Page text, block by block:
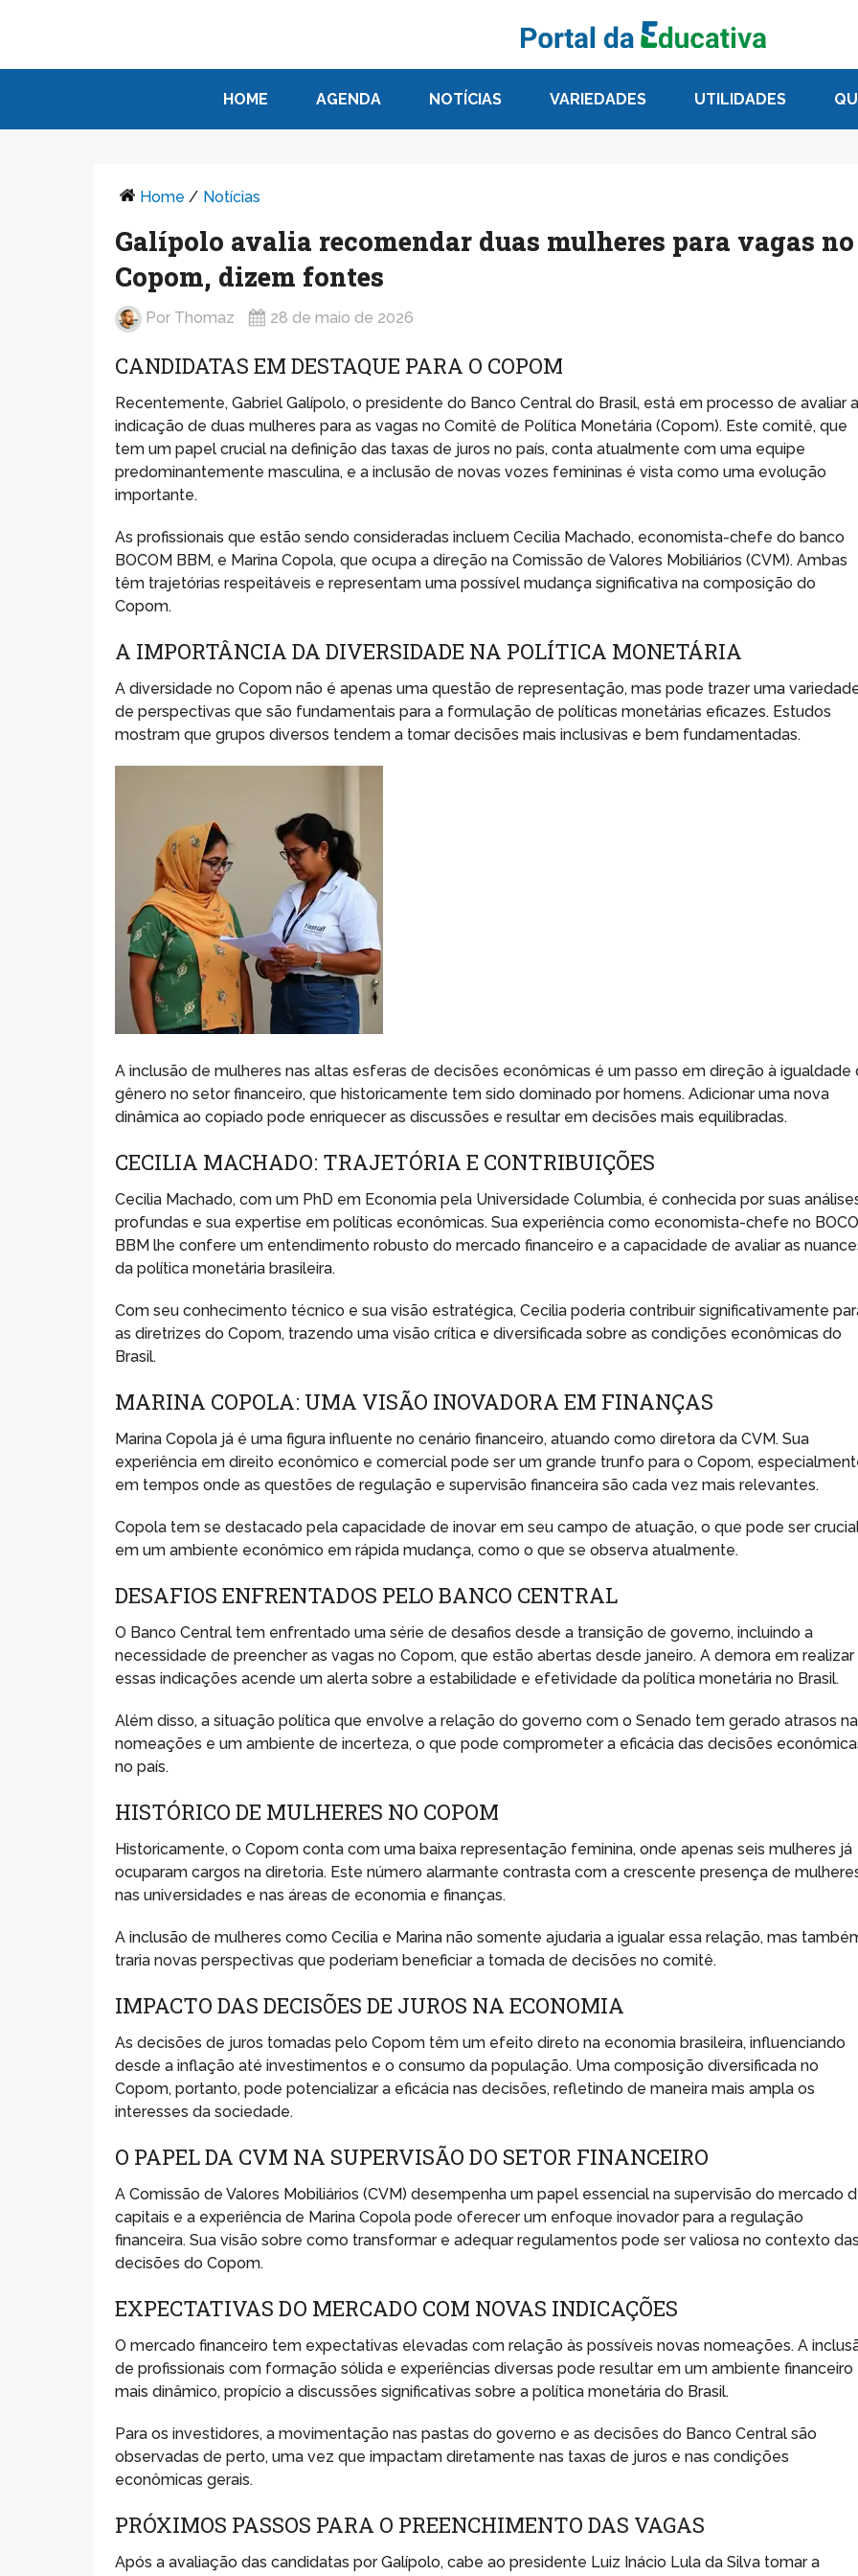
HOME AGENDA NOTÍCIAS VARIEDADES UTILIDADES
Home / Notícias
Galípolo avalia recomendar duas mulheres para vagas no
Copom, dizem fontes
Por Thomaz 28 de maio de 2026
CANDIDATAS EM DESTAQUE PARA O COPOM
Recentemente, Gabriel Galípolo, o presidente do Banco Central do Brasil, está em processo de avaliar a
indicação de duas mulheres para as vagas no Comitê de Política Monetária (Copom). Este comitê, que
tem um papel crucial na definição das taxas de juros no país, conta atualmente com uma equipe
predominantemente masculina, e a inclusão de novas vozes femininas é vista como uma evolução
importante.
As profissionais que estão sendo consideradas incluem Cecilia Machado, economista-chefe do banco
BOCOM BBM, e Marina Copola, que ocupa a direção na Comissão de Valores Mobiliários (CVM). Ambas
têm trajetórias respeitáveis e representam uma possível mudança significativa na composição do
Copom.
A IMPORTÂNCIA DA DIVERSIDADE NA POLÍTICA MONETÁRIA
A diversidade no Copom não é apenas uma questão de representação, mas pode trazer uma
de perspectivas que são fundamentais para a formulação de políticas monetárias eficazes. Estudos
mostram que grupos diversos tendem a tomar decisões mais inclusivas e bem fundamentadas.
A inclusão de mulheres nas altas esferas de decisões econômicas é um passo em direção à igualdade
gênero no setor financeiro, que historicamente tem sido dominado por homens. Adicionar uma nova
dinâmica ao copiado pode enriquecer as discussões e resultar em decisões mais equilibradas.
CECILIA MACHADO: TRAJETÓRIA E CONTRIBUIÇÕES
Cecilia Machado, com um PhD em Economia pela Universidade Columbia, é conhecida por suas
profundas e sua expertise em políticas econômicas. Sua experiência como economista-chefe no
BBM lhe confere um entendimento robusto do mercado financeiro e a capacidade de avaliar as
da política monetária brasileira.
Com seu conhecimento técnico e sua visão estratégica, Cecilia poderia contribuir significativamente
as diretrizes do Copom, trazendo uma visão crítica e diversificada sobre as condições econômicas do
Brasil.
MARINA COPOLA: UMA VISÃO INOVADORA EM FINANÇAS
Marina Copola já é uma figura influente no cenário financeiro, atuando como diretora da CVM. Sua
experiência em direito econômico e comercial pode ser um grande trunfo para o Copom,
em tempos onde as questões de regulação e supervisão financeira são cada vez mais relevantes.
Copola tem se destacado pela capacidade de inovar em seu campo de atuação, o que pode ser
em um ambiente econômico em rápida mudança, como o que se observa atualmente.
DESAFIOS ENFRENTADOS PELO BANCO CENTRAL
O Banco Central tem enfrentado uma série de desafios desde a transição de governo, incluindo a
necessidade de preencher as vagas no Copom, que estão abertas desde janeiro. A demora em realizar
essas indicações acende um alerta sobre a estabilidade e efetividade da política monetária no Brasil.
Além disso, a situação política que envolve a relação do governo com o Senado tem gerado atrasos
nomeações e um ambiente de incerteza, o que pode comprometer a eficácia das decisões
no país.
HISTÓRICO DE MULHERES NO COPOM
Historicamente, o Copom conta com uma baixa representação feminina, onde apenas seis mulheres já
ocuparam cargos na diretoria. Este número alarmante contrasta com a crescente presença de
nas universidades e nas áreas de economia e finanças.
A inclusão de mulheres como Cecilia e Marina não somente ajudaria a igualar essa relação, mas
traria novas perspectivas que poderiam beneficiar a tomada de decisões no comitê.
IMPACTO DAS DECISÕES DE JUROS NA ECONOMIA
As decisões de juros tomadas pelo Copom têm um efeito direto na economia brasileira, influenciando
desde a inflação até investimentos e o consumo da população. Uma composição diversificada no
Copom, portanto, pode potencializar a eficácia nas decisões, refletindo de maneira mais ampla os
interesses da sociedade.
O PAPEL DA CVM NA SUPERVISÃO DO SETOR FINANCEIRO
A Comissão de Valores Mobiliários (CVM) desempenha um papel essencial na supervisão do mercado
capitais e a experiência de Marina Copola pode oferecer um enfoque inovador para a regulação
financeira. Sua visão sobre como transformar e adequar regulamentos pode ser valiosa no contexto das
decisões do Copom.
EXPECTATIVAS DO MERCADO COM NOVAS INDICAÇÕES
O mercado financeiro tem expectativas elevadas com relação às possíveis novas nomeações. A
de profissionais com formação sólida e experiências diversas pode resultar em um ambiente financeiro
mais dinâmico, propício a discussões significativas sobre a política monetária do Brasil.
Para os investidores, a movimentação nas pastas do governo e as decisões do Banco Central são
observadas de perto, uma vez que impactam diretamente nas taxas de juros e nas condições
econômicas gerais.
PRÓXIMOS PASSOS PARA O PREENCHIMENTO DAS VAGAS
Após a avaliação das candidatas por Galípolo, cabe ao presidente Luiz Inácio Lula da Silva tomar a